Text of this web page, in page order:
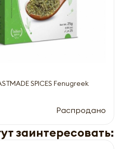
SPICES Fenugreek
Распродано
заинтересовать: